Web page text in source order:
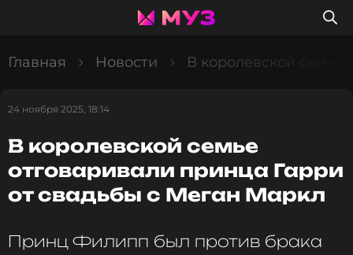
Главная Новости В королевской
24 ноября 2025, 18:14
В королевской семье
отговаривали принца Гарри
от свадьбы с Меган Маркл
Принц Филипп был против брака